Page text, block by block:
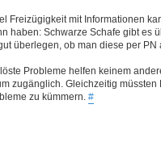
Freizügigkeit mit Informationen
haben: Schwarze Schafe gibt es
überlegen, ob man diese per
Probleme helfen keinem
zugänglich. Gleichzeitig
zu kümmern. #